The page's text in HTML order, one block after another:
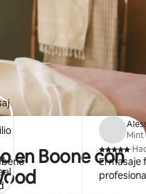
en Boone con
,
·
El masaje